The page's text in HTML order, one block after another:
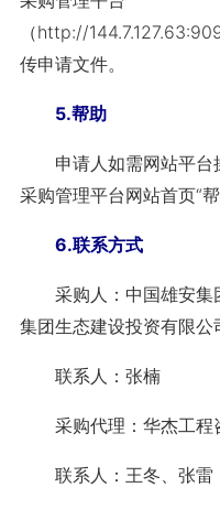
（http://
传申请文件。
5.帮助
申请人如需网站平台
采购管理平台网站首页“帮
6.联系方式
采购人：中国雄安集
集团生态建设投资有限公
联系人：张楠
采购代理：华杰工程
联系人：王冬、张雷